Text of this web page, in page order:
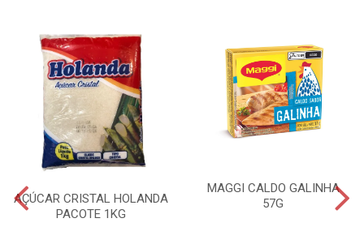
AÇÚCAR CRISTAL HOLANDA
PACOTE 1KG
MAGGI CALDO GALINHA
57G